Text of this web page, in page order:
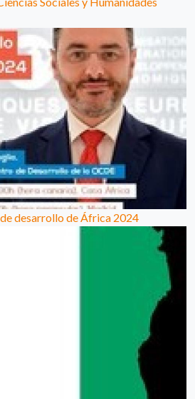
desarrollo de África 2024